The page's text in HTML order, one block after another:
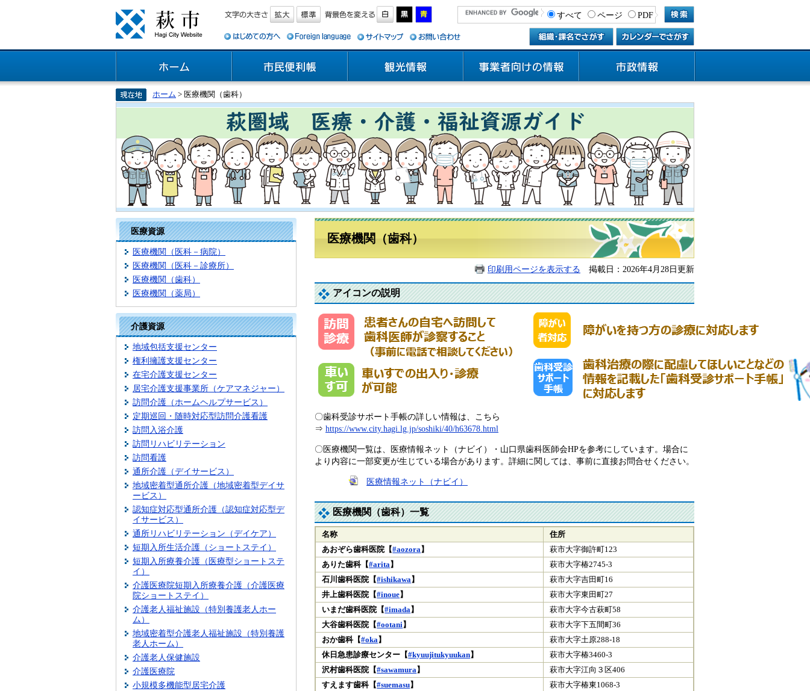
すべて ページ PDF
ホーム > 医療機関（歯科）
医療資源
医療機関（医科－病院）
医療機関（医科－診療所）
医療機関（歯科）
医療機関（薬局）
介護資源
地域包括支援センター
権利擁護支援センター
在宅介護支援センター
居宅介護支援事業所（ケアマネジャー）
訪問介護（ホームヘルプサービス）
定期巡回・随時対応型訪問介護看護
訪問入浴介護
訪問リハビリテーション
訪問看護
通所介護（デイサービス）
地域密着型通所介護（地域密着型デイサ
ービス）
認知症対応型通所介護（認知症対応型デ
イサービス）
通所リハビリテーション（デイケア）
短期入所生活介護（ショートステイ）
短期入所療養介護（医療型ショートステ
イ）
介護医療院短期入所療養介護（介護医療
院ショートステイ）
介護老人福祉施設（特別養護老人ホー
ム）
地域密着型介護老人福祉施設（特別養護
老人ホーム）
介護老人保健施設
介護医療院
小規模多機能型居宅介護
医療機関（歯科）
印刷用ページを表示する 掲載日：2026年4月28日更新
アイコンの説明
〇歯科受診サポート手帳の詳しい情報は、こちら
⇒ https://www.city.hagi.lg.jp/soshiki/40/h63678.html
〇医療機関一覧は、医療情報ネット（ナビイ）・山口県歯科医師会HPを参考にしています。場合に
より内容に一部変更が生じている場合があります。詳細に関しては、事前に直接お問合せください。
医療情報ネット（ナビイ）
医療機関（歯科）一覧
名称
住所
あおぞら歯科医院【#aozora 】
萩市大字御許町123
ありた歯科【#arita 】
萩市大字椿2745-3
石川歯科医院【#ishikawa 】
萩市大字吉田町16
井上歯科医院【#inoue】
萩市大字東田町27
いまだ歯科医院【#imada 】
萩市大字今古萩町58
大谷歯科医院【#ootani 】
萩市大字下五間町36
おか歯科【#oka 】
萩市大字土原288-18
休日急患診療センター【#kyuujitukyuukan】
萩市大字椿3460-3
沢村歯科医院【#sawamura 】
萩市大字江向３区406
すえます歯科【#suemasu】
萩市大字椿東1068-3